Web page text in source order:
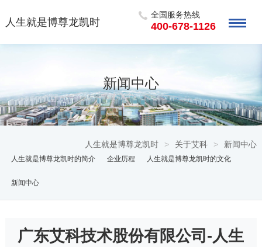
人生就是博尊龙凯时
全国服务热线
400-678-1126
新闻中心
人生就是博尊龙凯时 > 关于艾科 > 新闻中心
人生就是博尊龙凯时的简介 企业历程 人生就是博尊龙凯时的文化
新闻中心
广东艾科技术股份有限公司-人生